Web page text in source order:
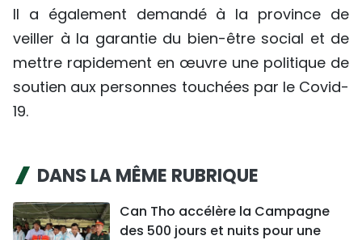
Il a également demandé à la province de
veiller à la garantie du bien-être social et de
mettre rapidement en œuvre une politique de
soutien aux personnes touchées par le Covid-
19.
DANS LA MÊME RUBRIQUE
Can Tho accélère la Campagne
des 500 jours et nuits pour une